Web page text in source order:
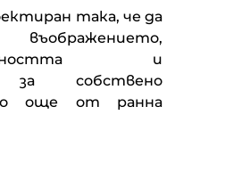
така, че да
и
за собствено
още от ранна